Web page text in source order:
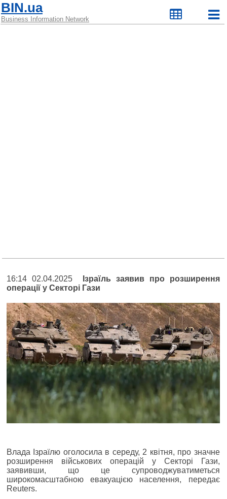
BIN.ua
Business Information Network
16:14 02.04.2025
Ізраїль заявив про розширення
операції у Секторі Гази
Влада Ізраїлю оголосила в середу, 2 квітня, про значне
розширення військових операцій у Секторі Гази,
заявивши, що це супроводжуватиметься
широкомасштабною евакуацією населення, передає
Reuters.